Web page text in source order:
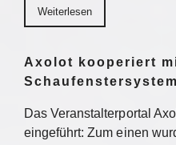
Weiterlesen
Axolot kooperiert
Das Veranstalterportal
eingeführt: Zum einen